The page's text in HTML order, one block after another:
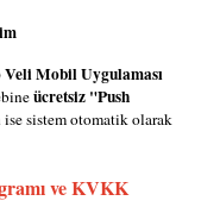
Mobil Uygulaması
ücretsiz "Push
sistem otomatik olarak
ve KVKK